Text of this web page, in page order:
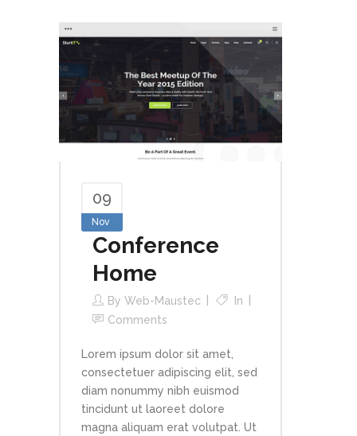
09
Nov
Conference
Home
By Web-Maustec
In
Comments
Lorem ipsum dolor sit amet,
consectetuer adipiscing elit, sed
diam nonummy nibh euismod
tincidunt ut laoreet dolore
magna aliquam erat volutpat. Ut